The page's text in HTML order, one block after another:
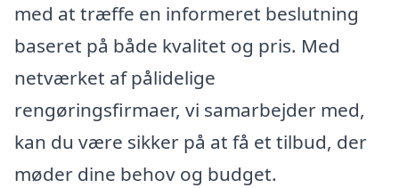
med at træffe en informeret beslutning
baseret på både kvalitet og pris. Med
netværket af pålidelige
rengøringsfirmaer, vi samarbejder med,
kan du være sikker på at få et tilbud, der
møder dine behov og budget.